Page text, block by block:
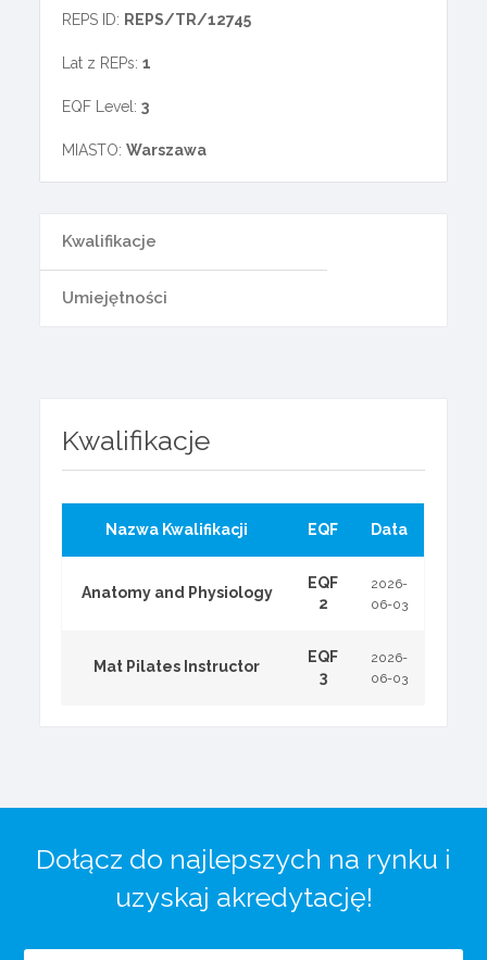
REPS ID: REPS/TR/12745
Lat z REPs:1
EQF Level:3
MIASTO:Warszawa
Kwalifikacje
Umiejętności
Kwalifikacje
Nazwa Kwalifikacji EQF Data
Anatomy and Physiology
EQF
2
2026-
06-03
Mat Pilates Instructor
EQF
3
2026-
06-03
Dołącz do najlepszych na rynku i
uzyskaj akredytację!